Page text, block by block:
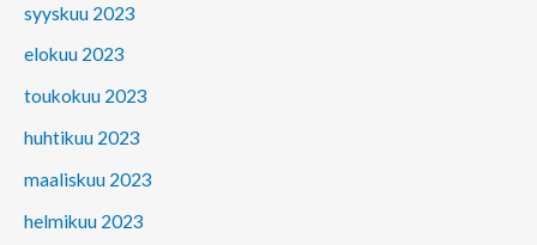
syyskuu 2023
elokuu 2023
toukokuu 2023
huhtikuu 2023
maaliskuu 2023
helmikuu 2023